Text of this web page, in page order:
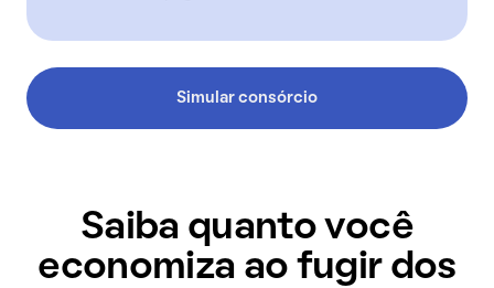
Simular consórcio
Saiba quanto você
economiza ao fugir dos